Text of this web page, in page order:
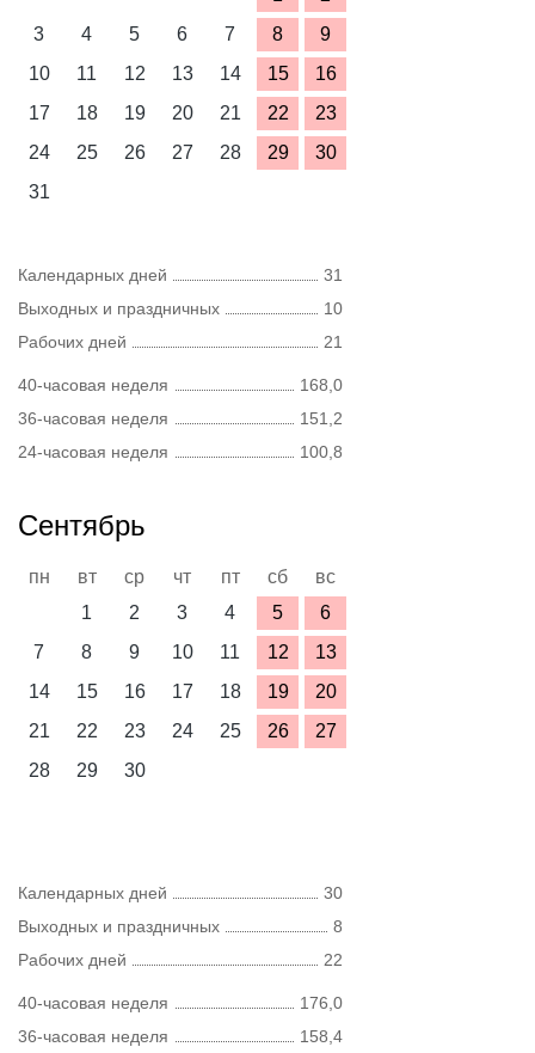
3
4 5 6 7 8
9
10
11 12 13 14 15
16
17
18 19 20 21 22
23
24
25 26 27 28 29
30
31
Календарных дней
31
Выходных и праздничных
10
Рабочих дней
21
40-часовая неделя
168,0
36-часовая неделя
151,2
24-часовая неделя
100,8
Сентябрь
пн вт ср чт пт сб
вс
1
2 3 4 5
6
7
8 9 10 11 12
13
14
15 16 17 18 19
20
21
22 23 24 25 26
27
28
29 30
Календарных дней
30
Выходных и праздничных
8
Рабочих дней
22
40-часовая неделя
176,0
36-часовая неделя
158,4